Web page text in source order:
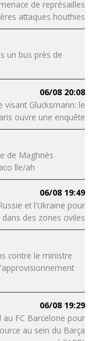
de représailles
attaques houthies
un bus près de
06/08 20:08
visant Glucksmann: le
ouvre une enquête
de Maghnès
lle/ah
06/08 19:49
et l'Ukraine pour
des zones civiles
contre le ministre
06/08 19:29
FC Barcelone pour
au sein du Barça